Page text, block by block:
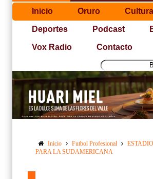
Inicio Oruro Cultura
Deportes Podcast
Vox Radio Contacto
Inicio Futbol Profesional
PARA LA SUDAMERICANA